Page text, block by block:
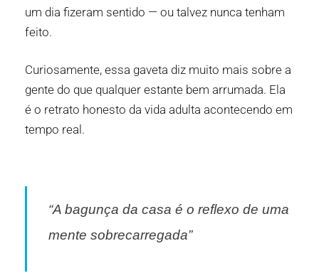
um dia fizeram sentido — ou talvez nunca tenham
feito.
Curiosamente, essa gaveta diz muito mais sobre a
gente do que qualquer estante bem arrumada. Ela
é o retrato honesto da vida adulta acontecendo em
tempo real.
“A bagunça da casa é o reflexo de uma
mente sobrecarregada”